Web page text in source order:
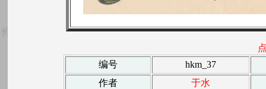
编号
hkm_37
作者
于水